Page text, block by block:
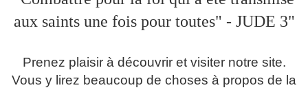
aux saints une fois pour toutes" - JUDE 3"
Prenez plaisir à découvrir et visiter notre site.
Vous y lirez beaucoup de choses à propos de la